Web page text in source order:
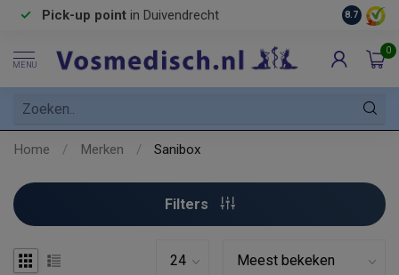
Pick-up point in Duivendrecht 8.7
MENU
0
Home / Merken / Sanibox
Filters